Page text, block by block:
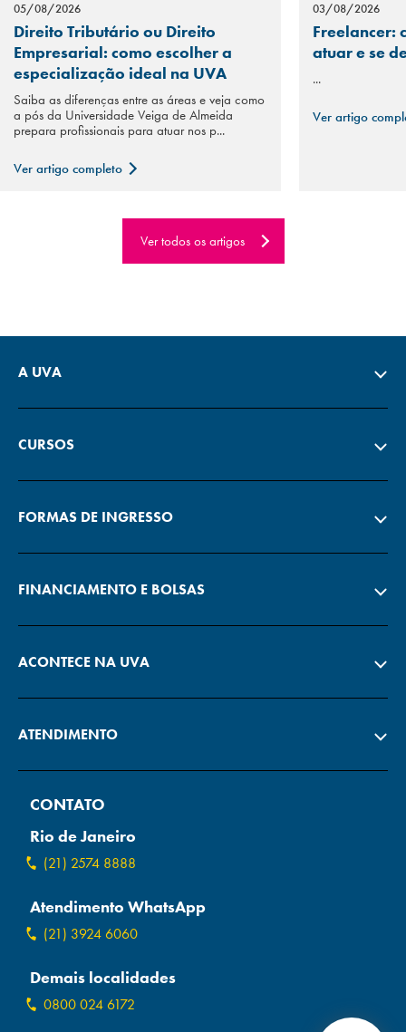
05/08/2026
Direito Tributário ou Direito
Empresarial: como escolher a
especialização ideal na UVA
Saiba as diferenças entre as áreas e veja como
a pós da Universidade Veiga de Almeida
prepara profissionais para atuar nos p...
Ver artigo completo
03/08/2026
Freelancer:
atuar e se
...
Ver artigo
Ver todos os artigos
A UVA
CURSOS
FORMAS DE INGRESSO
FINANCIAMENTO E BOLSAS
ACONTECE NA UVA
ATENDIMENTO
CONTATO
Rio de Janeiro
(21) 2574 8888
Atendimento WhatsApp
(21) 3924 6060
Demais localidades
0800 024 6172